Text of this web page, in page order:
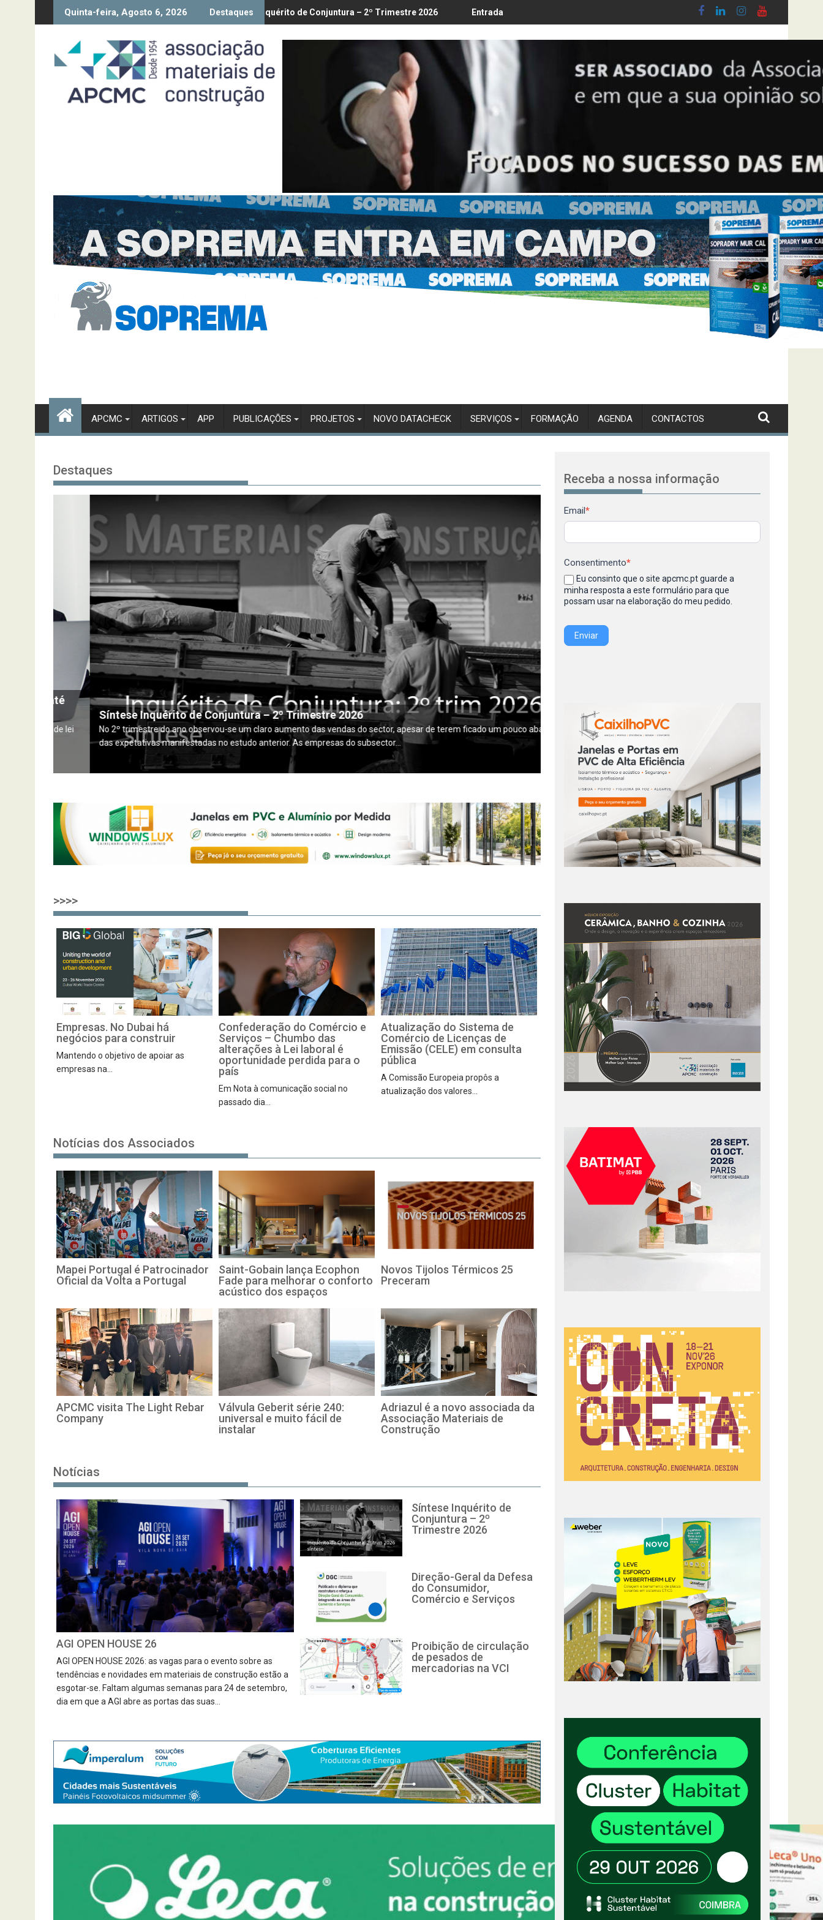
Quinta-feira, Agosto 6, 2026 Destaques
Salarial” – Pedido de contributos até 18/8
Síntese Inquérito de Conjuntura – 2º Trimestre 2026 Entrada em vigor da regulamentação do Lobby - Lei n.º 5-A/2026, de 28 de JaneiroDiploma de transposição da Diretiva “Transparência
APCMC ARTIGOS APP PUBLICAÇÕES PROJETOS NOVO DATACHECK SERVIÇOS FORMAÇÃO AGENDA CONTACTOS
Destaques
Síntese Inquérito de Conjuntura – 2º Trimestre 2026
No 2º trimestre do ano observou-se um claro aumento das vendas do sector, apesar de terem ficado um pouco abaixo
das expetativas manifestadas no estudo anterior. As empresas do subsector...
Entrada em vigor da regulamentação do Lobby – Lei
Entrou hoje, dia 27 de Julho de 2026, em vigor, a nova lei n.º 5-A/
de mecanismos e regras de...
>>>>
Empresas. No Dubai há
negócios para construir
Mantendo o objetivo de apoiar as
empresas na...
Confederação do Comércio e
Serviços – Chumbo das
alterações à Lei laboral é
oportunidade perdida para o
país
Em Nota à comunicação social no
passado dia...
Atualização do Sistema de
Comércio de Licenças de
Emissão (CELE) em consulta
pública
A Comissão Europeia propôs a
atualização dos valores...
Notícias dos Associados
Mapei Portugal é Patrocinador
Oficial da Volta a Portugal
Saint-Gobain lança Ecophon
Fade para melhorar o conforto
acústico dos espaços
Novos Tijolos Térmicos 25
Preceram
APCMC visita The Light Rebar
Company
Válvula Geberit série 240:
universal e muito fácil de
instalar
Adriazul é a novo associada da
Associação Materiais de
Construção
Notícias
AGI OPEN HOUSE 26
AGI OPEN HOUSE 2026: as vagas para o evento sobre as
tendências e novidades em materiais de construção estão a
esgotar-se. Faltam algumas semanas para 24 de setembro,
dia em que a AGI abre as portas das suas...
Síntese Inquérito de
Conjuntura – 2º
Trimestre 2026
Direção-Geral da Defesa
do Consumidor,
Comércio e Serviços
Proibição de circulação
de pesados de
mercadorias na VCI
Receba a nossa informação
Newsletter
Email *
Consentimento*
Eu consinto que o site apcmc.pt guarde a
minha resposta a este formulário para que
possam usar na elaboração do meu pedido.
Enviar